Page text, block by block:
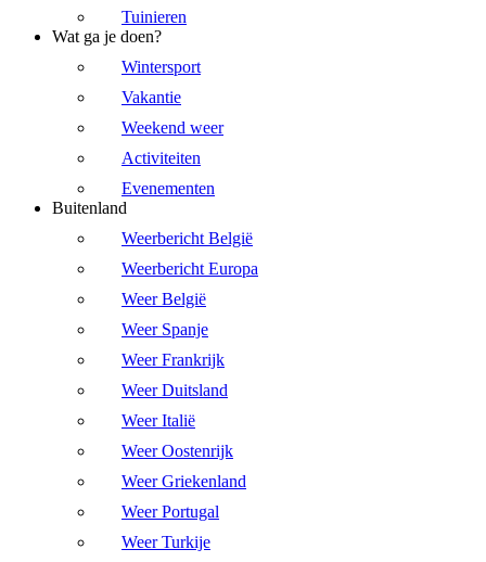
Tuinieren
Wat ga je doen?
Wintersport
Vakantie
Weekend weer
Activiteiten
Evenementen
Buitenland
Weerbericht België
Weerbericht Europa
Weer België
Weer Spanje
Weer Frankrijk
Weer Duitsland
Weer Italië
Weer Oostenrijk
Weer Griekenland
Weer Portugal
Weer Turkije